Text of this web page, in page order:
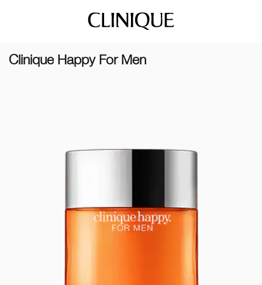
Clinique Happy For Men